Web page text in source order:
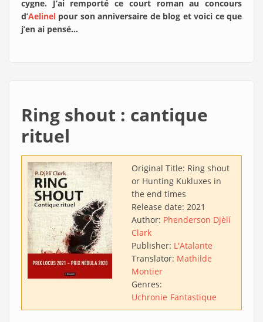
cygne. J’ai remporté ce court roman au concours
d’Aelinel pour son anniversaire de blog et voici ce que
j’en ai pensé…
Ring shout : cantique
rituel
Original Title: Ring shout
or Hunting Kukluxes in
the end times
Release date: 2021
Author: Phenderson Djèlí
Clark
Publisher: L'Atalante
Translator: Mathilde
Montier
Genres:
Uchronie Fantastique